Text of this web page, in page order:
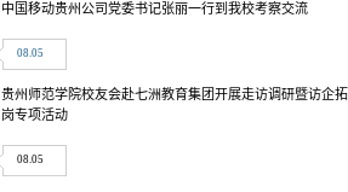
中国移动贵州公司党委书记张丽一行到我校考察交流
08.05
贵州师范学院校友会赴七洲教育集团开展走访调研暨访企拓
岗专项活动
08.05